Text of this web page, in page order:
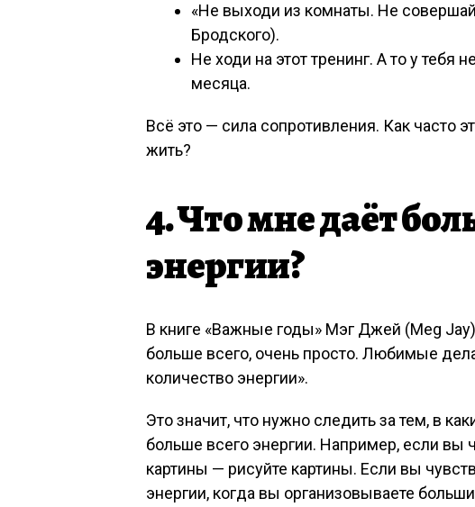
«Не выходи из комнаты. Не
Бродского).
Не ходи на этот тренинг. А то у тебя
месяца.
Всё это — сила сопротивления. Как часто
жить?
4. Что мне даёт
энергии?
В книге «Важные годы» Мэг Джей (Meg
больше всего, очень просто. Любимые
количество энергии».
Это значит, что нужно следить за тем, в
больше всего энергии. Например, если вы
картины — рисуйте картины. Если вы
энергии, когда вы организовываете